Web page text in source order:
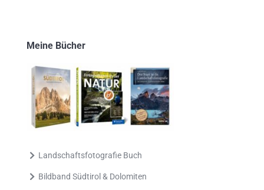
Meine Bücher
Landschaftsfotografie Buch
Bildband Südtirol & Dolomiten